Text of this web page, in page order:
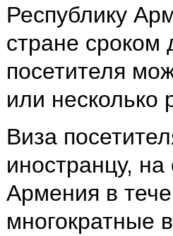
Республику
стране сроком
посетителя
или несколько
Виза
иностранцу, на
Армения в
многократные